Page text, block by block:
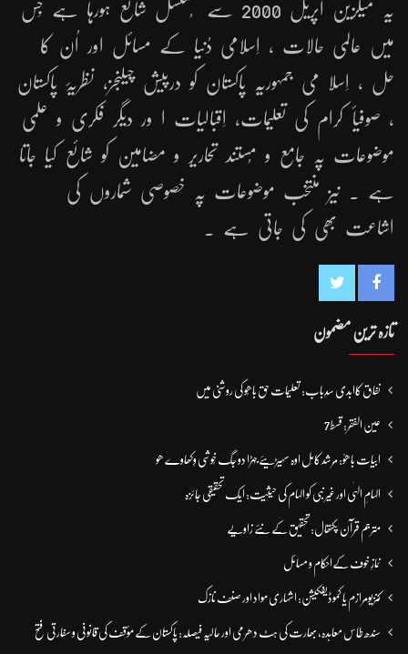
یہ میگزین اپریل 2000 سے مُسلسل شائع ہورہا ہے جِس
میں عالمی حالات ، اِسلامی دُنیا کے مسائل اور اُن کا
حل ، اِسلا می جمہوریّہ پاکستان کو درپیش چیلنجز، نظریۂ پاکستان
، صوفیأ کرام کی تعلیمات، اِقبالیات ا ور دیگر فکری و علمی
موضوعات پہ جامع و مُستند تحاریر و مضامین کو شائع کیا جاتا
ہے ۔ نیز منتخب موضوعات پہ خصوصی شماروں کی
اشاعت بھی کی جاتی ہے ۔
تازہ ترین مضمون
نفاق کاابدی سدِباب: تعلیمات حق باھُو کی روشنی میں
عین الفقر: قسط7
ابیات باھوؒ: مُرشد کامِل اوہ سہیڑیئے جہڑا دو جگ خُوشی وِکھاوے ھو
الہامِ الہٰی اور غیر نبی کو الہام کی حیثیت: ایک تحقیقی جائزہ
مترجم قرآن پکتھال: تحقیق کے نئے زاویے
نمازِ خوف کےاحکام و مسائل
کنزیومرازم یا کموڈیفکیشن: اشہاری مواد اور صنف نازک
سندھ طاس معاہدہ، بھارت کی ہٹ دھرمی اور حالیہ فیصلہ: پاکستان کے مؤقف کی قانونی و سفارتی فتح